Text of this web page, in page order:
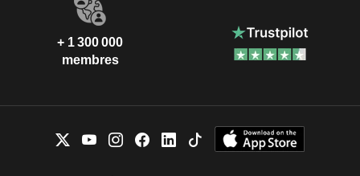
+ 1 300 000
membres